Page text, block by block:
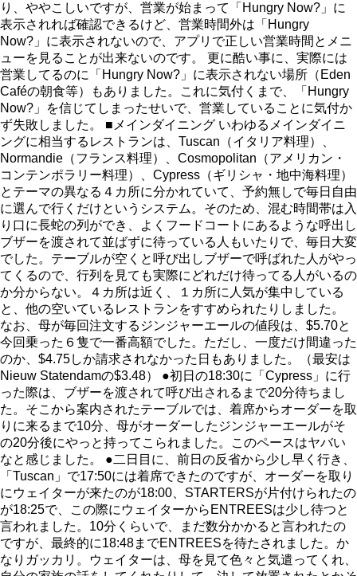
り、ややこしいですが、営業が始まって「Hungry Now?」に
表示されれば確認できるけど、営業時間外は「Hungry
Now?」に表示されないので、アプリで正しい営業時間とメニ
ューを見ることが出来ないのです。 更に酷い事に、実際には
営業してるのに「Hungry Now?」に表示されない場所（Eden
Caféの朝食等）もありました。これに気付くまで、「Hungry
Now?」を信じてしまったせいで、営業していることに気付か
ず失敗しました。 ■メインダイニング いわゆるメインダイニ
ングに相当するレストランは、Tuscan（イタリア料理）、
Normandie（フランス料理）、Cosmopolitan（アメリカン・
コンテンポラリー料理）、Cypress（ギリシャ・地中海料理）
とテーマの異なる４カ所に分かれていて、予約無しで毎日自由
に選んで行くだけというシステム。そのため、混む時間帯は入
り口に長蛇の列ができ、よくフードコートにあるような呼出し
ブザーを渡されて並ばずに待っている人もいたりで、毎日大変
でした。テーブルが空くと呼び出しブザーで呼ばれた人がやっ
てくるので、行列を見ても実際にどれだけ待ってる人がいるの
か分からない。４カ所は近く、１カ所に人気が集中している
と、他の空いているレストランをすすめられたりしました。
なお、母が毎回注文するジンジャーエールの値段は、$5.70と
今回乗った６隻で一番高額でした。ただし、一度だけ間違った
のか、$4.75しか請求されなかった日もありました。（最安は
Nieuw Statendamの$3.48） ●初日の18:30に「Cypress」に行
った際は、ブザーを渡されて呼び出されるまで20分待ちまし
た。そこから案内されたテーブルでは、着席からオーダーを取
りに来るまで10分、母がオーダーしたジンジャーエールがそ
の20分後にやっと持ってこられました。このペースはヤバい
なと感じました。 ●二日目に、前日の反省から少し早く行き、
「Tuscan」で17:50には着席できたのですが、オーダーを取り
にウェイターが来たのが18:00、STARTERSが片付けられたの
が18:25で、この際にウェイターからENTREESは少し待つと
言われました。10分くらいで、まだ数分かかると言われたの
ですが、最終的に18:48までENTREESを待たされました。か
なりガッカリ。ウェイターは、母を見て色々と気遣ってくれ、